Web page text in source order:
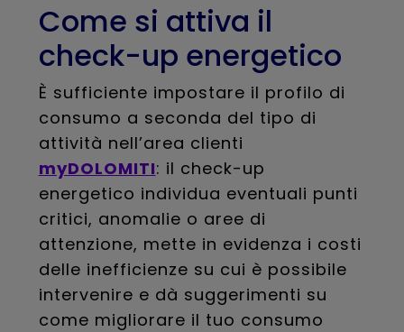
Come si attiva il
check-up energetico
È sufficiente impostare il profilo di
consumo a seconda del tipo di
attività nell’area clienti
myDOLOMITI: il check-up
energetico individua eventuali punti
critici, anomalie o aree di
attenzione, mette in evidenza i costi
delle inefficienze su cui è possibile
intervenire e dà suggerimenti su
come migliorare il tuo consumo